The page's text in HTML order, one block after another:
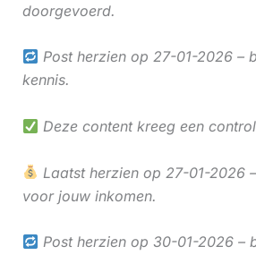
doorgevoerd.
Post herzien op 27-01-2026 –
kennis.
Deze content kreeg een
Laatst herzien op 27-01-2026
voor jouw inkomen.
Post herzien op 30-01-2026 –